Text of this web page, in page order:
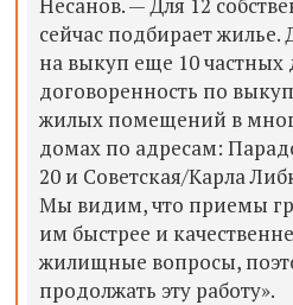
сейчас подбирает жилье.
на выкуп еще 10 частных
договоренность по
жилых помещений в
домах по адресам:
20 и Советская/Карла
Мы видим, что приемы
им быстрее и
жилищные вопросы,
продолжать эту работу».